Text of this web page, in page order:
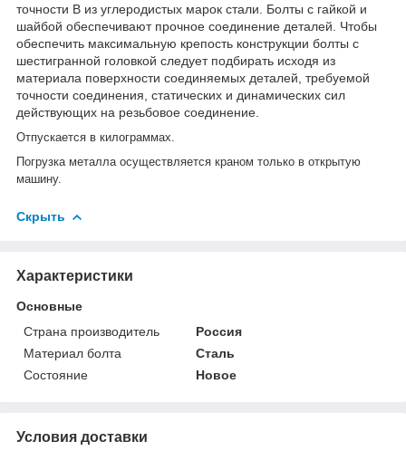
точности В из углеродистых марок стали. Болты с гайкой и
шайбой обеспечивают прочное соединение деталей. Чтобы
обеспечить максимальную крепость конструкции болты с
шестигранной головкой следует подбирать исходя из
материала поверхности соединяемых деталей, требуемой
точности соединения, статических и динамических сил
действующих на резьбовое соединение.
Отпускается в килограммах.
Погрузка металла осуществляется краном только в открытую
машину.
Скрыть
Характеристики
Основные
Страна производитель
Россия
Материал болта
Сталь
Состояние
Новое
Условия доставки